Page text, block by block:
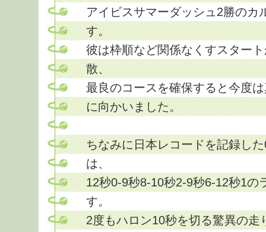
アイビスサマーダッシュ2勝のカ
す。
彼は枠順など関係なくすスター
散、
最良のコースを確保すると今度
に向かいました。
ちなみに日本レコードを記録し
は、
12秒0-9秒8-10秒2-9秒6-12秒1の
す。
2度もハロン10秒を切る驚異の走